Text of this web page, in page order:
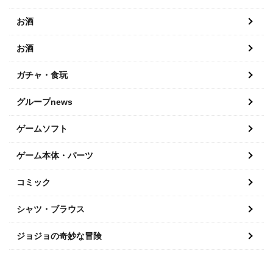
お酒
お酒
ガチャ・食玩
グループnews
ゲームソフト
ゲーム本体・パーツ
コミック
シャツ・ブラウス
ジョジョの奇妙な冒険